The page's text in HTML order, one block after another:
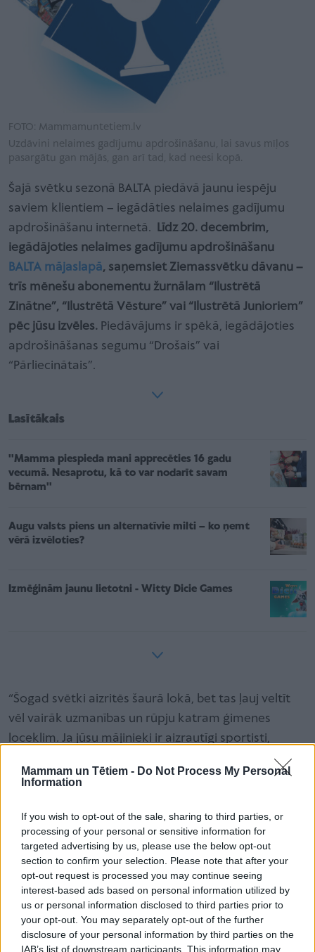
Mammam un Tētiem - Do Not Process My Personal
Information
If you wish to opt-out of the sale, sharing to third parties, or
processing of your personal or sensitive information for
targeted advertising by us, please use the below opt-out
section to confirm your selection. Please note that after your
opt-out request is processed you may continue seeing
interest-based ads based on personal information utilized by
us or personal information disclosed to third parties prior to
your opt-out. You may separately opt-out of the further
disclosure of your personal information by third parties on the
IAB’s list of downstream participants. This information may
FOTO: Mammamuntetiem.lv
Uzdāvini nelaimes gadījumu apdrošināšanu, lai savus mīļos
pasargātu gan mājās, gan arī tad, kad neesi kopā.
Šajā svētku sezonā BALTA piedāvā jaunu iespēju
saviem klientiem – iegādāties nelaimes gadījumu
apdrošināšanu internetā.
Līdz 20. decembrim,
iegādājoties nelaimes gadījumu apdrošināšanu
BALTA mājaslapā, saņemsiet Ziemassvētku dāvanu –
trīs mēnešu abonementu žurnālam “Ilustrētā
Zinātne”, “Ilustrētā Vēsture” vai “Ilustrētā Junioriem”
pēc jūsu izvēles. Piedāvājums ir spēkā, iegādājoties
apdrošināšanas segumu “Drošais” vai
“Pārliecinātais”.
Lasītākais
''Mamma piespieda mani apprecēties 16 gadu
vecumā. Nesaprotu, kā to var nodarīt savam
bērnam''
Augu valsts piens un alternatīvie milti – ko ņemt
vērā izvēloties?
Izmēģinām jaunu lietotni - Witty Dicie Games
“Šogad svētki aizritēs šaurā lokā, bet tas ļauj veltīt
vēl vairāk uzmanības un rūpju katram ģimenes
loceklim. Ja jūsu mājinieki ir aizrautīgi sportisti,
meklētāji, noteikti esat saskārušies ar nervus
traumas un negadījumi piemeklē biežāk, kaut arī
pilnīgi pasargāts no tiem nav neviens. Un, lai gan mēs
visi ceram, ka tā nenotiks, nelaimes gadījumu
apdrošināšana var izrādīties būtisks atspaids, ja
tomēr piemeklē likstas, un ikdienā ļaut justies droši
par sevi un saviem tuviniekiem,” iesaka BALTA
Personu produktu vadītāja Ludmila Ščegoļeva.